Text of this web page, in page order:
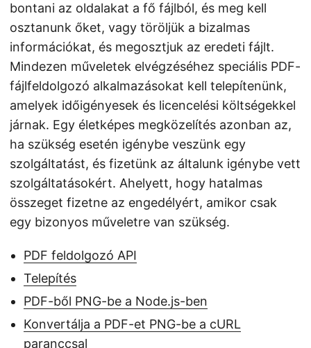
bontani az oldalakat a fő fájlból, és meg kell
osztanunk őket, vagy töröljük a bizalmas
információkat, és megosztjuk az eredeti fájlt.
Mindezen műveletek elvégzéséhez speciális PDF-
fájlfeldolgozó alkalmazásokat kell telepítenünk,
amelyek időigényesek és licencelési költségekkel
járnak. Egy életképes megközelítés azonban az,
ha szükség esetén igénybe veszünk egy
szolgáltatást, és fizetünk az általunk igénybe vett
szolgáltatásokért. Ahelyett, hogy hatalmas
összeget fizetne az engedélyért, amikor csak
egy bizonyos műveletre van szükség.
PDF feldolgozó API
Telepítés
PDF-ből PNG-be a Node.js-ben
Konvertálja a PDF-et PNG-be a cURL
paranccsal